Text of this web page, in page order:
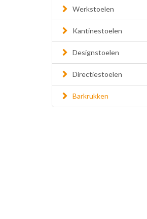
Werkstoelen
Kantinestoelen
Designstoelen
Directiestoelen
Barkrukken